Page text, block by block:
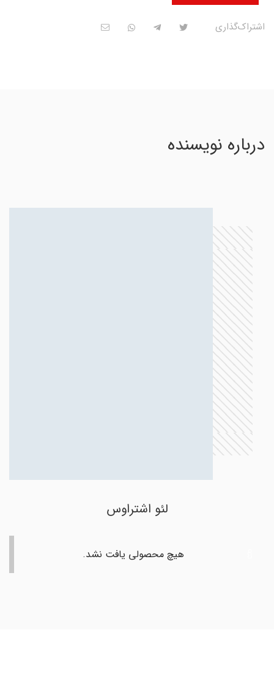
اشتراک‌گذاری
درباره نویسنده
لئو اشتراوس
هیچ محصولی یافت نشد.